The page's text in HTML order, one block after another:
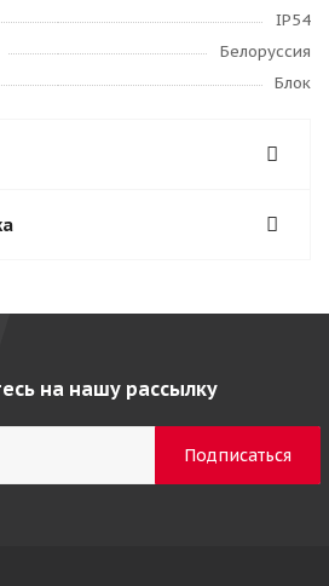
IP54
Белоруссия
Блок
на нашу рассылку